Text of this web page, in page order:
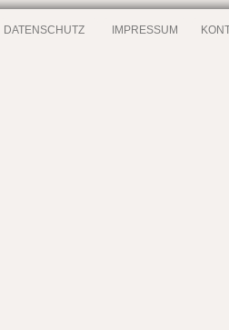
DATENSCHUTZ IMPRESSUM